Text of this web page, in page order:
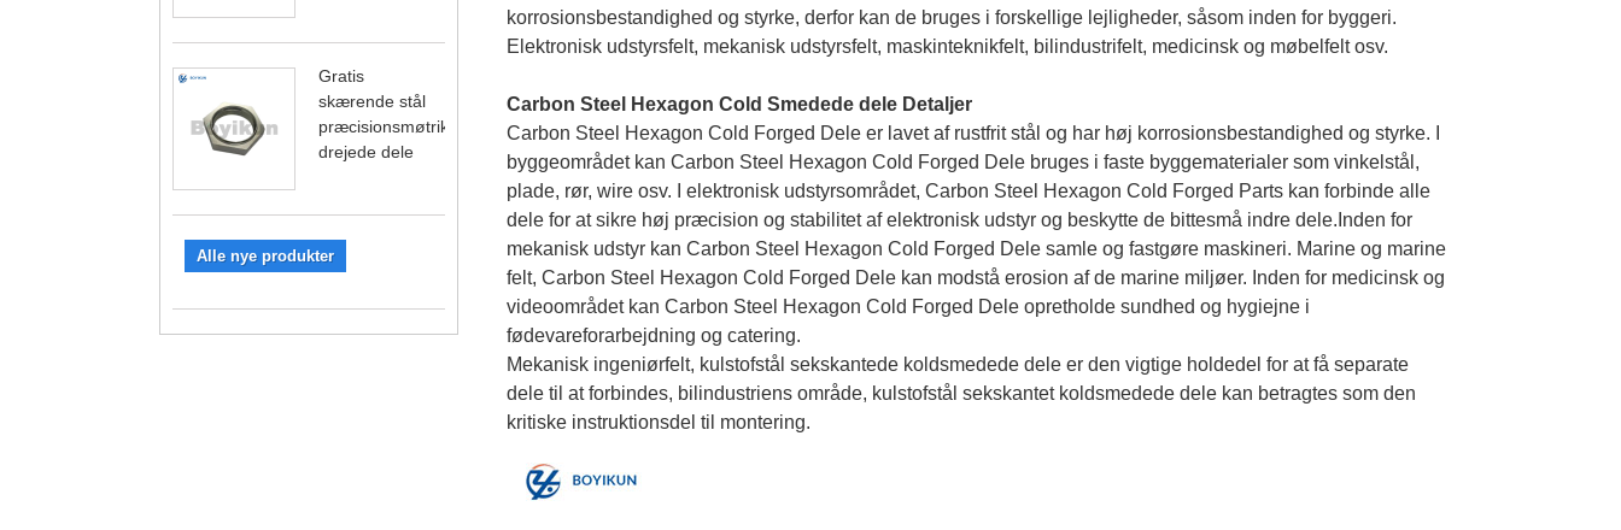
Gratis
skærende stål
præcisionsmøtrik
drejede dele
Alle nye produkter
korrosionsbestandighed og styrke, derfor kan de bruges i forskellige lejligheder, såsom inden for byggeri.
Elektronisk udstyrsfelt, mekanisk udstyrsfelt, maskinteknikfelt, bilindustrifelt, medicinsk og møbelfelt osv.
Carbon Steel Hexagon Cold Smedede dele Detaljer
Carbon Steel Hexagon Cold Forged Dele er lavet af rustfrit stål og har høj korrosionsbestandighed og styrke. I
byggeområdet kan Carbon Steel Hexagon Cold Forged Dele bruges i faste byggematerialer som vinkelstål,
plade, rør, wire osv. I elektronisk udstyrsområdet, Carbon Steel Hexagon Cold Forged Parts kan forbinde alle
dele for at sikre høj præcision og stabilitet af elektronisk udstyr og beskytte de bittesmå indre dele.Inden for
mekanisk udstyr kan Carbon Steel Hexagon Cold Forged Dele samle og fastgøre maskineri. Marine og marine
felt, Carbon Steel Hexagon Cold Forged Dele kan modstå erosion af de marine miljøer. Inden for medicinsk og
videoområdet kan Carbon Steel Hexagon Cold Forged Dele opretholde sundhed og hygiejne i
fødevareforarbejdning og catering.
Mekanisk ingeniørfelt, kulstofstål sekskantede koldsmedede dele er den vigtige holdedel for at få separate
dele til at forbindes, bilindustriens område, kulstofstål sekskantet koldsmedede dele kan betragtes som den
kritiske instruktionsdel til montering.